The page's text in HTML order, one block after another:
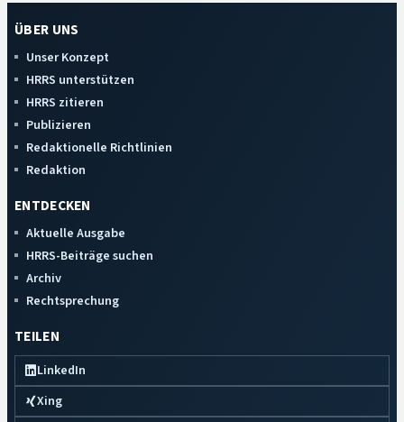
ÜBER UNS
Unser Konzept
HRRS unterstützen
HRRS zitieren
Publizieren
Redaktionelle Richtlinien
Redaktion
ENTDECKEN
Aktuelle Ausgabe
HRRS-Beiträge suchen
Archiv
Rechtsprechung
TEILEN
LinkedIn
Xing